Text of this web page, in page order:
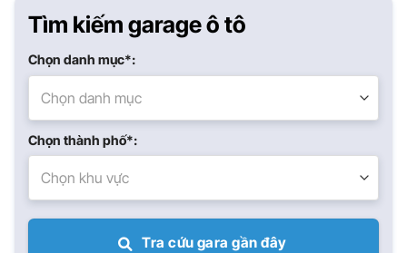
Tìm kiếm garage ô tô
Chọn danh mục*:
Chọn danh mục
Chọn thành phố*:
Chọn khu vực
Tra cứu gara gần đây